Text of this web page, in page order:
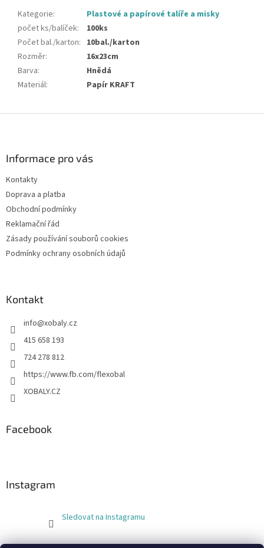
Kategorie:
Plastové a papírové talíře a misky
počet ks/balíček:
100ks
Počet bal./karton: 10bal./karton
Rozměr:
16x23cm
Barva:
Hnědá
Materiál: Papír KRAFT
Informace pro vás
Kontakty
Doprava a platba
Obchodní podmínky
Reklamační řád
Zásady používání souborů cookies
Podmínky ochrany osobních údajů
Kontakt
info@xobaly.cz
415 658 193
724 278 812
https://www.fb.com/flexobal
XOBALY.CZ
Facebook
Instagram
Sledovat na Instagramu